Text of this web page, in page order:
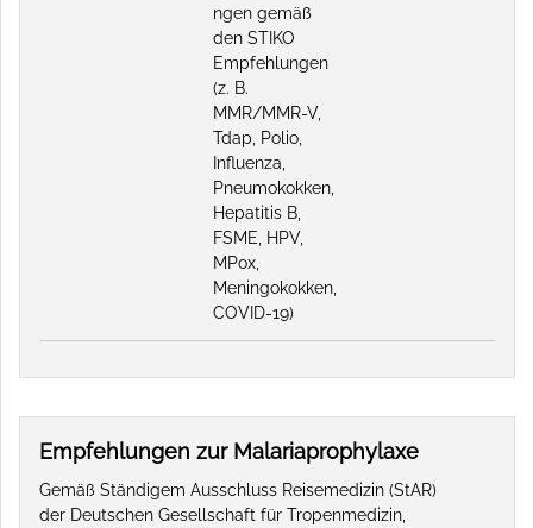
ngen gemäß
den STIKO
Empfehlungen
(z. B.
MMR/MMR-V,
Tdap, Polio,
Influenza,
Pneumokokken,
Hepatitis B,
FSME, HPV,
MPox,
Meningokokken,
COVID-19)
Empfehlungen zur Malariaprophylaxe
Gemäß Ständigem Ausschluss Reisemedizin (StAR)
der Deutschen Gesellschaft für Tropenmedizin,